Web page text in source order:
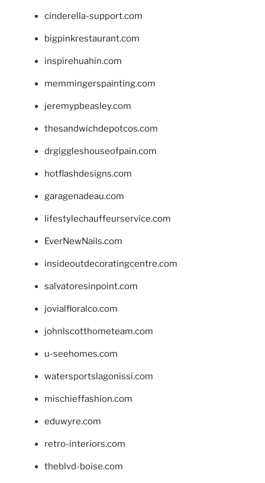
cinderella-support.com
bigpinkrestaurant.com
inspirehuahin.com
memmingerspainting.com
jeremypbeasley.com
thesandwichdepotcos.com
drgiggleshouseofpain.com
hotflashdesigns.com
garagenadeau.com
lifestylechauffeurservice.com
EverNewNails.com
insideoutdecoratingcentre.com
salvatoresinpoint.com
jovialfloralco.com
johnlscotthometeam.com
u-seehomes.com
watersportslagonissi.com
mischieffashion.com
eduwyre.com
retro-interiors.com
theblvd-boise.com